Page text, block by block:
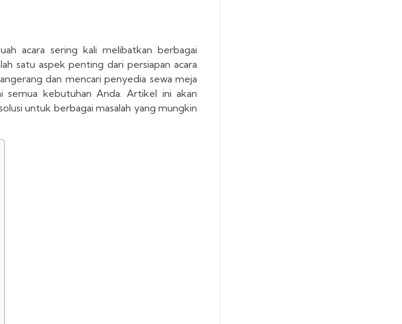
acara sering kali melibatkan berbagai
satu aspek penting dari persiapan acara
dan mencari penyedia sewa meja
semua kebutuhan Anda. Artikel ini akan
untuk berbagai masalah yang mungkin